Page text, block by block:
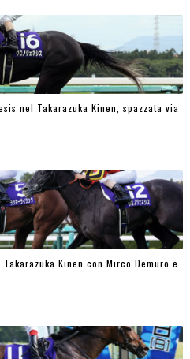
nel Takarazuka Kinen, spazzata via
Kinen con Mirco Demuro e